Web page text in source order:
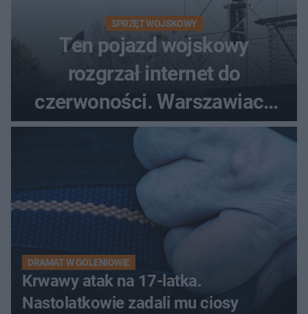
SPRZĘT WOJSKOWY
Ten pojazd wojskowy
rozgrzał internet do
czerwoności. Warszawiacy
pytali, czy to Mad Max!
DRAMAT W GOLENIOWIE
Krwawy atak na 17-latka.
Nastolatkowie zadali mu ciosy